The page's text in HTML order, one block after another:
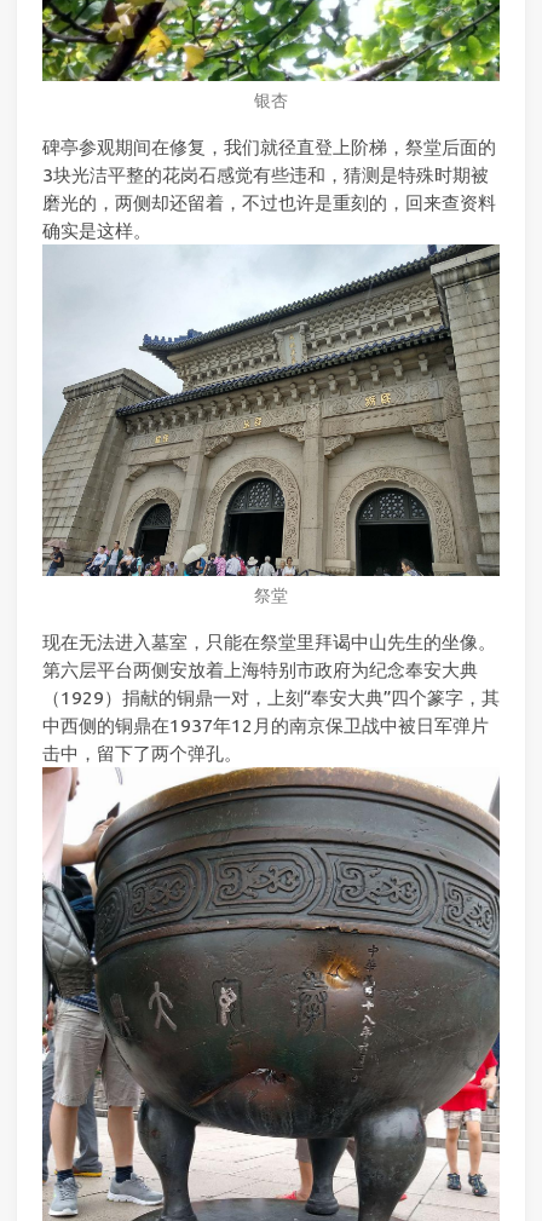
银杏
碑亭参观期间在修复，我们就径直登上阶梯，祭堂后面的
3块光洁平整的花岗石感觉有些违和，猜测是特殊时期被
磨光的，两侧却还留着，不过也许是重刻的，回来查资料
确实是这样。
祭堂
现在无法进入墓室，只能在祭堂里拜谒中山先生的坐像。
第六层平台两侧安放着上海特别市政府为纪念奉安大典
（1929）捐献的铜鼎一对，上刻“奉安大典”四个篆字，其
中西侧的铜鼎在1937年12月的南京保卫战中被日军弹片
击中，留下了两个弹孔。